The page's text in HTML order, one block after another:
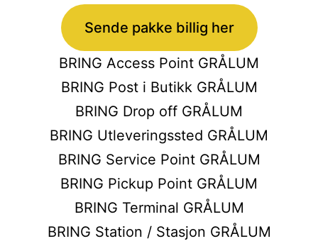
Sende pakke billig her
BRING Access Point GRÅLUM
BRING Post i Butikk GRÅLUM
BRING Drop off GRÅLUM
BRING Utleveringssted GRÅLUM
BRING Service Point GRÅLUM
BRING Pickup Point GRÅLUM
BRING Terminal GRÅLUM
BRING Station / Stasjon GRÅLUM